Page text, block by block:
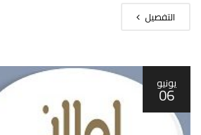
التفصيل
يونيو
06